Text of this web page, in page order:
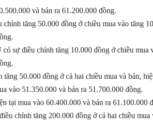
và bán ra 61.200.000 đồng.
tăng 50.000 đồng ở chiều mua vào tăng
sự điều chỉnh tăng 10.000 đồng ở chiều mua
50.000 đồng ở cả hai chiều mua và bán,
vào 51.350.000 và bán ra 51.700.000 đồng.
tại mua vào 60.400.000 và bán ra 61.100.000
chỉnh tăng 200.000 đồng ở cả hai chiều mua